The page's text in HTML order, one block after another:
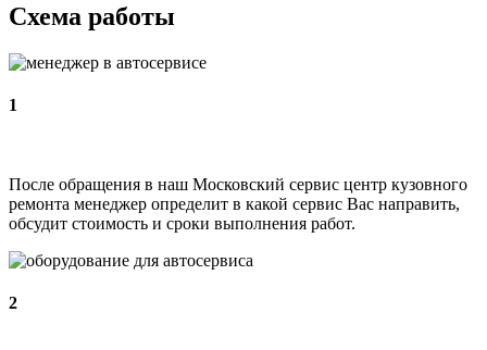
Схема работы
1
После обращения в наш Московский сервис центр кузовного
ремонта менеджер определит в какой сервис Вас направить,
обсудит стоимость и сроки выполнения работ.
2